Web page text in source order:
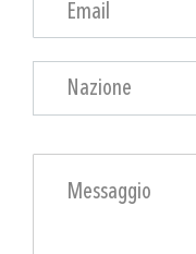
Nazione